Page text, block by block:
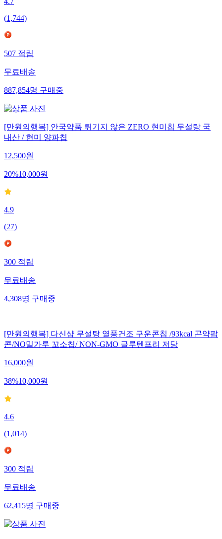
(1,744)
507 적립
무료배송
887,854명 구매중
[만원의행복] 안국약품 튀기지 않은 ZERO 현미칩 무설탕 국
내산 / 현미 양파칩
12,500원
20%10,000원
4.9
(27)
300 적립
무료배송
4,308명 구매중
[만원의행복] 다신샵 무설탕 열풍건조 구운콘칩 /93kcal 곤약팝
콘/NO밀가루 꼬소칩/ NON-GMO 글루텐프리 저당
16,000원
38%10,000원
4.6
(1,014)
300적립
무료배송
62,415명구매중